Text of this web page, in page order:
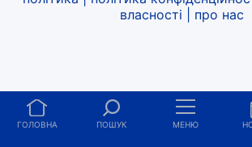
власності
про нас
ГОЛОВНА ПОШУК МЕНЮ